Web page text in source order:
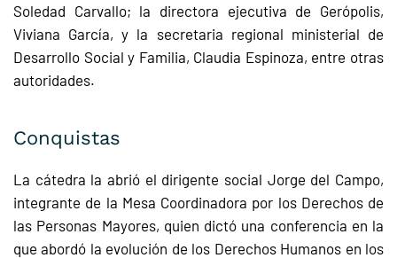
Soledad Carvallo; la directora ejecutiva de Gerópolis,
Viviana García, y la secretaria regional ministerial de
Desarrollo Social y Familia, Claudia Espinoza, entre otras
autoridades.
Conquistas
La cátedra la abrió el dirigente social Jorge del Campo,
integrante de la Mesa Coordinadora por los Derechos de
las Personas Mayores, quien dictó una conferencia en la
que abordó la evolución de los Derechos Humanos en los